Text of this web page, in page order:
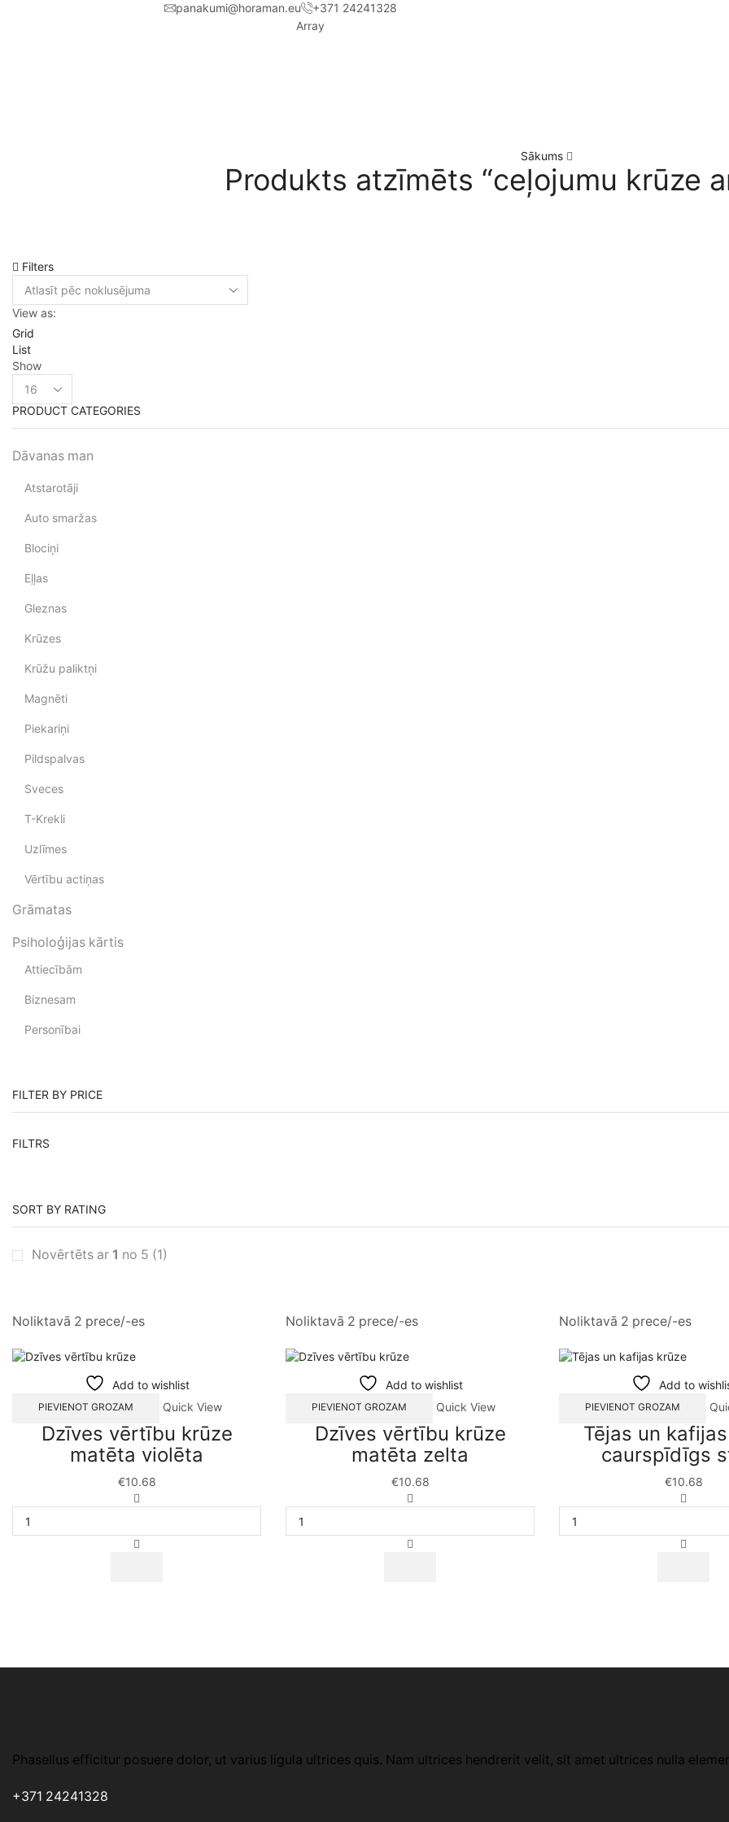
panakumi@horaman.eu +371 24241328
Array
Sākums
Produkts atzīmēts “ceļojumu krūze
Filters
View as:
Grid
List
Show
PRODUCT CATEGORIES
Dāvanas man
Atstarotāji
Auto smaržas
Blociņi
Eļļas
Gleznas
Krūzes
Krūžu paliktņi
Magnēti
Piekariņi
Pildspalvas
Sveces
T-Krekli
Uzlīmes
Vērtību actiņas
Grāmatas
Psiholoģijas kārtis
Attiecībām
Biznesam
Personībai
FILTER BY PRICE
FILTRS
SORT BY RATING
Novērtēts ar 1 no 5 (1)
Noliktavā 2 prece/-es
Add to wishlist
PIEVIENOT GROZAM Quick View
Dzīves vērtību krūze
matēta violēta
€10.68
Noliktavā 2 prece/-es
Add to wishlist
PIEVIENOT GROZAM Quick View
Dzīves vērtību krūze
matēta zelta
€10.68
Noliktavā 2 prece/-es
Add to
PIEVIENOT GROZAM
Tējas un
caurspīdīgs
€10.68
Phasellus efficitur posuere dolor, ut varius ligula ultrices quis. Nam ultrices hendrerit velit, sit amet ultrices nulla
+371 24241328